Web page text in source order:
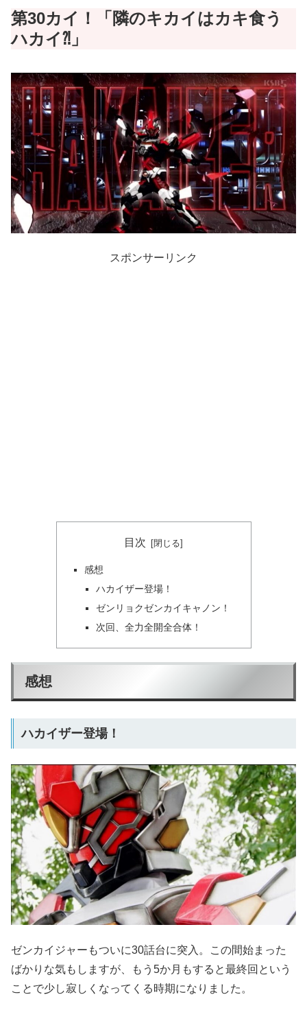
第30カイ！「隣のキカイはカキ食う
ハカイ⁈ 」
スポンサーリンク
目次
感想
ハカイザー登場！
ゼンリョクゼンカイキャノン！
次回、全力全開全合体！
感想
ハカイザー登場！
ゼンカイジャーもついに30話台に突入。この間始まった
ばかりな気もしますが、もう5か月もすると最終回という
ことで少し寂しくなってくる時期になりました。